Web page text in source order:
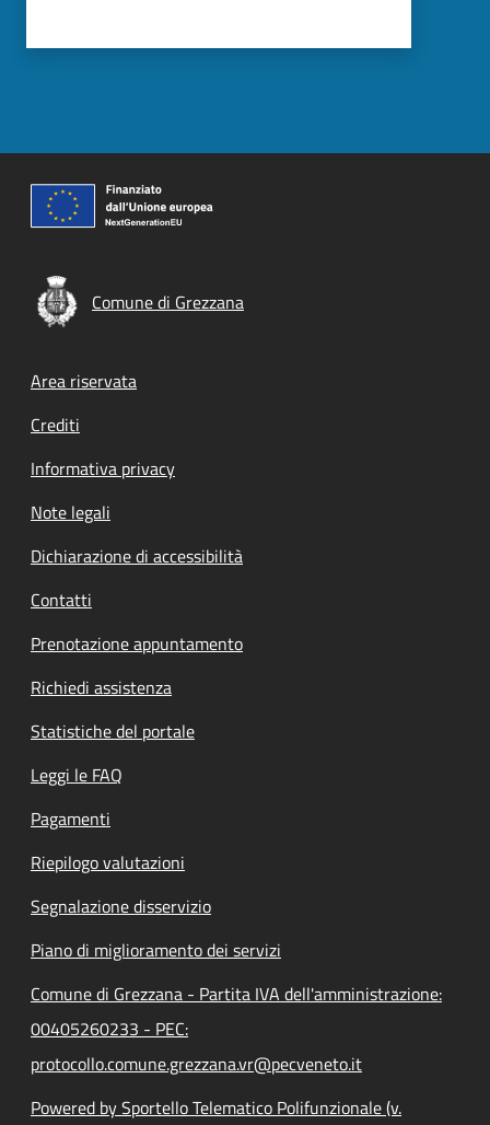
Comune di Grezzana
Footer menu
Area riservata
Crediti
Informativa privacy
Note legali
Dichiarazione di accessibilità
Contatti
Prenotazione appuntamento
Richiedi assistenza
Statistiche del portale
Leggi le FAQ
Pagamenti
Riepilogo valutazioni
Segnalazione disservizio
Piano di miglioramento dei servizi
Comune di Grezzana - Partita IVA dell'amministrazione:
00405260233 - PEC:
protocollo.comune.grezzana.vr@pecveneto.it
Powered by Sportello Telematico Polifunzionale (v.